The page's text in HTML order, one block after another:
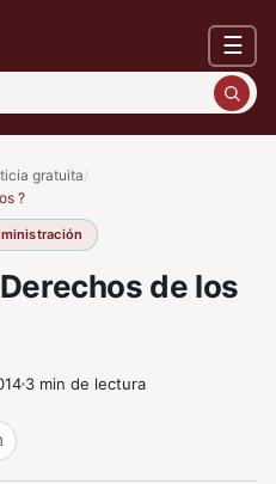
☰
gratuita/
?
de los
3 min de lectura